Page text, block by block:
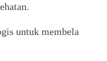
untuk membela